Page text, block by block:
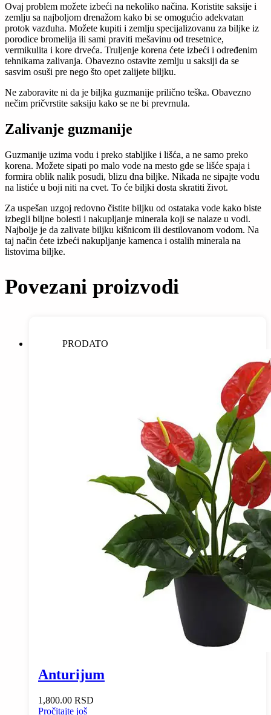
Ovaj problem možete izbeći na nekoliko načina. Koristite saksije i
zemlju sa najboljom drenažom kako bi se omogućio adekvatan
protok vazduha. Možete kupiti i zemlju specijalizovanu za biljke iz
porodice bromelija ili sami praviti mešavinu od tresetnice,
vermikulita i kore drveća. Truljenje korena ćete izbeći i određenim
tehnikama zalivanja. Obavezno ostavite zemlju u saksiji da se
sasvim osuši pre nego što opet zalijete biljku.
Ne zaboravite ni da je biljka guzmanije prilično teška. Obavezno
nečim pričvrstite saksiju kako se ne bi prevrnula.
Zalivanje guzmanije
Guzmanije uzima vodu i preko stabljike i lišća, a ne samo preko
korena. Možete sipati po malo vode na mesto gde se lišće spaja i
formira oblik nalik posudi, blizu dna biljke. Nikada ne sipajte vodu
na listiće u boji niti na cvet. To će biljki dosta skratiti život.
Za uspešan uzgoj redovno čistite biljku od ostataka vode kako biste
izbegli biljne bolesti i nakupljanje minerala koji se nalaze u vodi.
Najbolje je da zalivate biljku kišnicom ili destilovanom vodom. Na
taj način ćete izbeći nakupljanje kamenca i ostalih minerala na
listovima biljke.
Povezani proizvodi
PRODATO
Anturijum
1,800.00 RSD
Pročitajte još